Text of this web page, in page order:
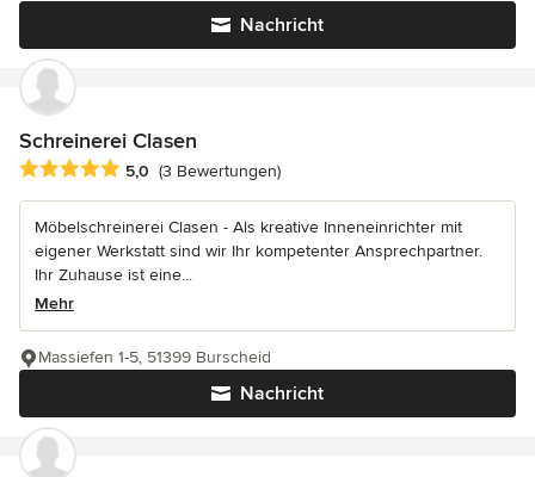
Nachricht
Schreinerei Clasen
Durchschnittliche Bewertung: 5 von 5 Sternen
5,0 (3 Bewertungen)
Möbelschreinerei Clasen - Als kreative Inneneinrichter mit
eigener Werkstatt sind wir Ihr kompetenter Ansprechpartner.
Ihr Zuhause ist eine...
Mehr
Nachricht
Massiefen 1-5, 51399 Burscheid